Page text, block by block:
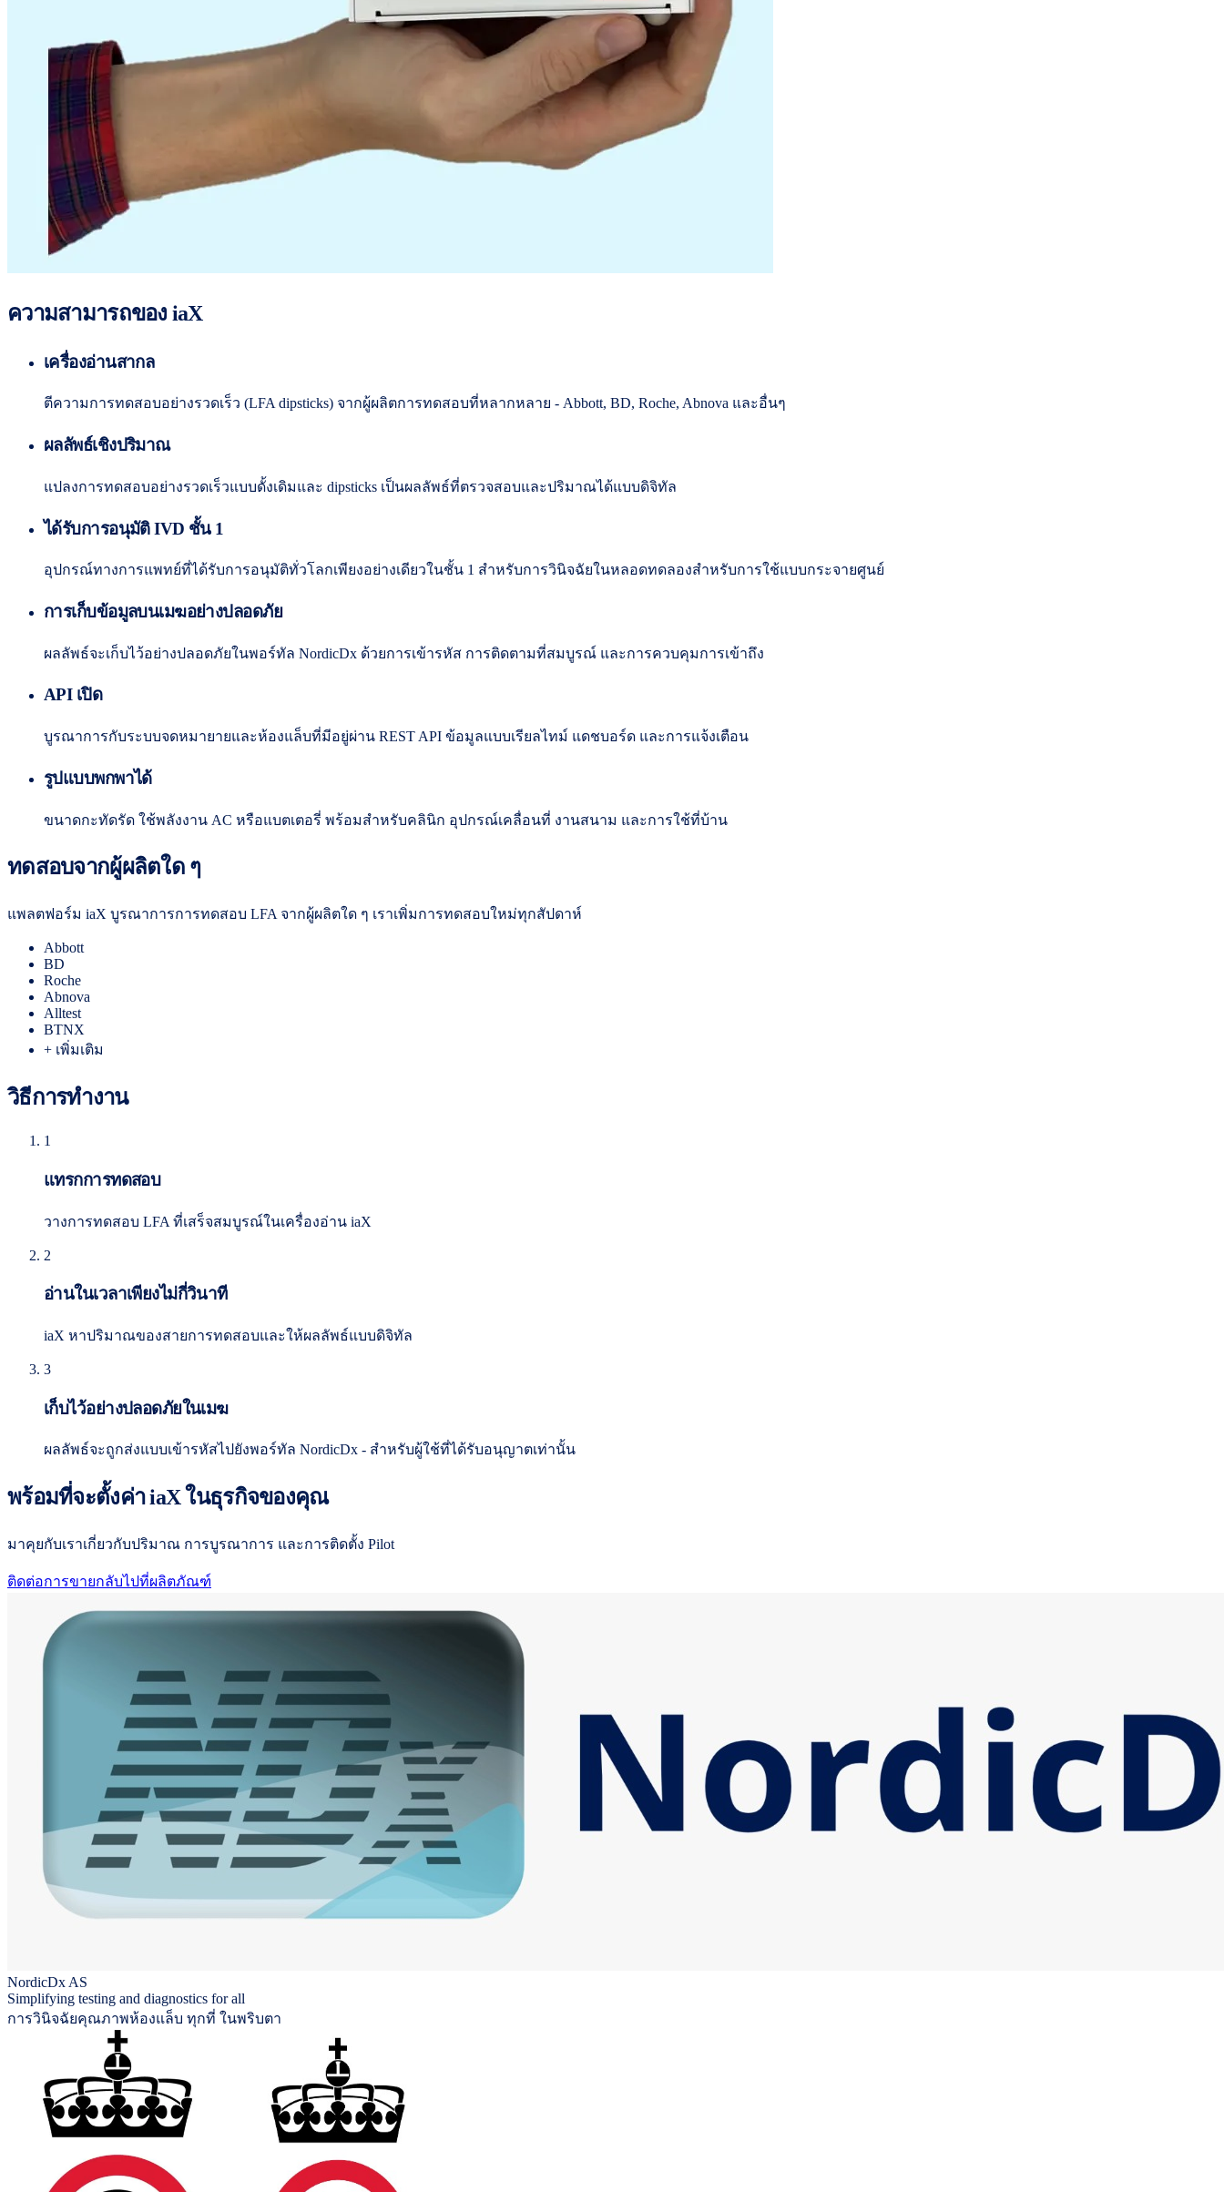
ความสามารถของ iaX
เครื่องอ่านสากล
ตีความการทดสอบอย่างรวดเร็ว (LFA dipsticks) จากผู้ผลิตการทดสอบที่หลากหลาย - Abbott, BD, Roche, Abnova และอื่นๆ
ผลลัพธ์เชิงปริมาณ
แปลงการทดสอบอย่างรวดเร็วแบบดั้งเดิมและ dipsticks เป็นผลลัพธ์ที่ตรวจสอบและปริมาณได้แบบดิจิทัล
ได้รับการอนุมัติ IVD ชั้น 1
อุปกรณ์ทางการแพทย์ที่ได้รับการอนุมัติทั่วโลกเพียงอย่างเดียวในชั้น 1 สำหรับการวินิจฉัยในหลอดทดลองสำหรับการใช้แบบกระจายศูนย์
การเก็บข้อมูลบนเมฆอย่างปลอดภัย
ผลลัพธ์จะเก็บไว้อย่างปลอดภัยในพอร์ทัล NordicDx ด้วยการเข้ารหัส การติดตามที่สมบูรณ์ และการควบคุมการเข้าถึง
API เปิด
บูรณาการกับระบบจดหมายายและห้องแล็บที่มีอยู่ผ่าน REST API ข้อมูลแบบเรียลไทม์ แดชบอร์ด และการแจ้งเตือน
รูปแบบพกพาได้
ขนาดกะทัดรัด ใช้พลังงาน AC หรือแบตเตอรี่ พร้อมสำหรับคลินิก อุปกรณ์เคลื่อนที่ งานสนาม และการใช้ที่บ้าน
ทดสอบจากผู้ผลิตใด ๆ
แพลตฟอร์ม iaX บูรณาการการทดสอบ LFA จากผู้ผลิตใด ๆ เราเพิ่มการทดสอบใหม่ทุกสัปดาห์
Abbott
BD
Roche
Abnova
Alltest
BTNX
+ เพิ่มเติม
วิธีการทำงาน
1
แทรกการทดสอบ
วางการทดสอบ LFA ที่เสร็จสมบูรณ์ในเครื่องอ่าน iaX
2
อ่านในเวลาเพียงไม่กี่วินาที
iaX หาปริมาณของสายการทดสอบและให้ผลลัพธ์แบบดิจิทัล
3
เก็บไว้อย่างปลอดภัยในเมฆ
ผลลัพธ์จะถูกส่งแบบเข้ารหัสไปยังพอร์ทัล NordicDx - สำหรับผู้ใช้ที่ได้รับอนุญาตเท่านั้น
พร้อมที่จะตั้งค่า iaX ในธุรกิจของคุณ
มาคุยกับเราเกี่ยวกับปริมาณ การบูรณาการ และการติดตั้ง Pilot
ติดต่อการขายกลับไปที่ผลิตภัณฑ์
NordicDx AS
Simplifying testing and diagnostics for all
การวินิจฉัยคุณภาพห้องแล็บ ทุกที่ ในพริบตา